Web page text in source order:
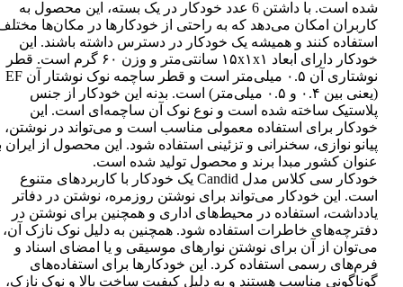
شده است. با داشتن 6 عدد خودکار در یک بسته، این محصول به
کاربران امکان می‌دهد که به راحتی از خودکارها در مکان‌ها
استفاده کنند و همیشه یک خودکار در دسترس داشته باشند. این
خودکار دارای ابعاد ۱۵x۱x۱ سانتی‌متر و وزن ۶۰ گرم است. قطر
نوشتاری آن ۰.۵ میلی‌متر است و قطر ساچمه نوک نوشتار آن EF
(یعنی بین ۰.۴ و ۰.۵ میلی‌متر) است. بدنه این خودکار از جنس
پلاستیک ساخته شده است و نوع نوک آن ساچمه‌ای است. این
خودکار برای استفاده معمولی مناسب است و می‌تواند در نوشتن،
پیانو نوازی، سخنرانی و تزئینی استفاده شود. این محصول از ایران
عنوان کشور مبدا برند و محصول تولید شده است.
خودکار سی کلاس مدل Candid یک خودکار با کاربردهای متنوع
است. این خودکار می‌تواند برای نوشتن روزمره، نوشتن در دفاتر
یادداشت، استفاده در محیط‌های اداری و همچنین برای نوشتن در
دفترچه‌های خاطرات استفاده شود. همچنین به دلیل نوک نازک آن،
می‌توان از آن برای نوشتن نوارهای موسیقی و یا امضای اسناد و
فرم‌های رسمی استفاده کرد. این خودکارها برای استفاده‌های
گوناگونی مناسب هستند و به دلیل کیفیت ساخت بالا و نوک نازک،